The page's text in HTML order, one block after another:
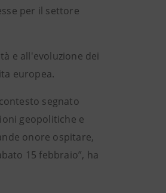
per il settore
e all'evoluzione dei
europea.
segnato
geopolitiche e
onore ospitare,
15 febbraio”, ha